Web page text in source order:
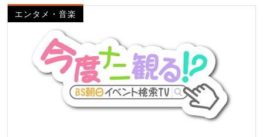
エンタメ・音楽